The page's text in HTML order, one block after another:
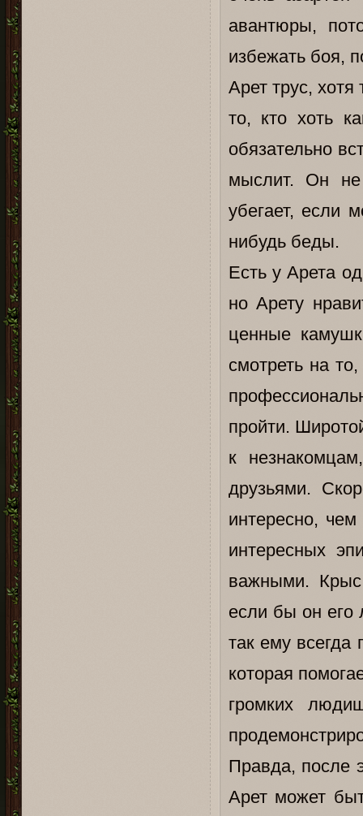
авантюры,
избежать боя,
Арет трус,
то, кто хоть
обязательно
мыслит. Он не
убегает, если
нибудь беды.
Есть у Арета
но Арету
ценные
смотреть на
пройти.
к
друзьями.
интересно,
интересных
важными. Крыс
если бы он его
так ему всегда
которая
громких
Правда, после
Арет может